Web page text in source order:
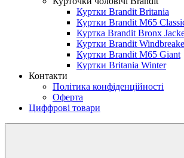
Куртки Brandit Britania
Куртки Brandit M65
Куртка Brandit Bronx
Куртки Brandit
Куртки Brandit M65 Giant
Куртки Britania Winter
Контакти
Політика конфіденційності
Оферта
Циффрові товари